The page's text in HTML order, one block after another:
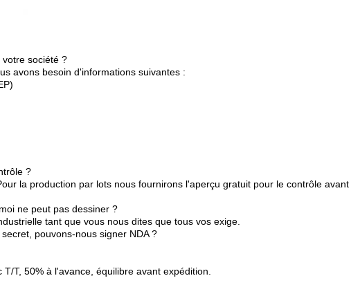
société ?
avons besoin d'informations suivantes :
?
la production par lots nous fournirons l'aperçu gratuit pour le contrôle
ne peut pas dessiner ?
tant que vous nous dites que tous vos exige.
pouvons-nous signer NDA ?
T, 50% à l'avance, équilibre avant expédition.